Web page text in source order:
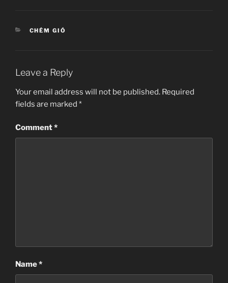
CATEGORIES
CHÉM GIÓ
Leave a Reply
Your email address will not be published. Required
fields are marked *
Comment*
Name*